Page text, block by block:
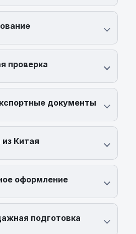
проверка
документы
Китая
оформление
подготовка